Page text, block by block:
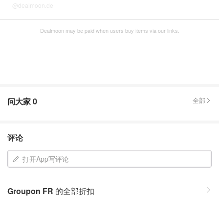
@dealmoon.de
Dealmoon may be paid when users buy items via our links.
问大家0 全部
评论
打开App写评论
Groupon FR 的全部折扣